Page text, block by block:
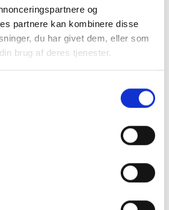
og
partnere kan kombinere disse
du har givet dem, eller som
brug af deres tjenester.